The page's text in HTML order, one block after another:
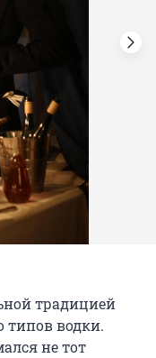
традицией
типов водки.
не тот